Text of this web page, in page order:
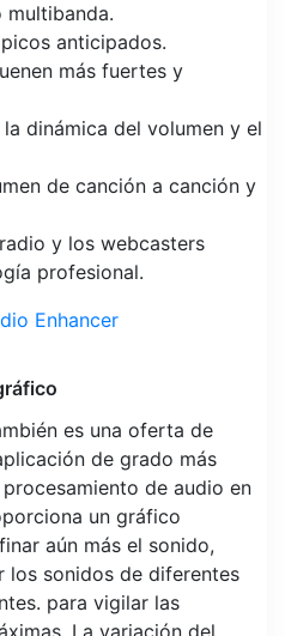
multibanda.
anticipados.
más fuertes y
dinámica del volumen y el
de canción a canción y
y los webcasters
profesional.
Enhancer
es una oferta de
de grado más
de audio en
un gráfico
aún más el sonido,
los sonidos de diferentes
para vigilar las